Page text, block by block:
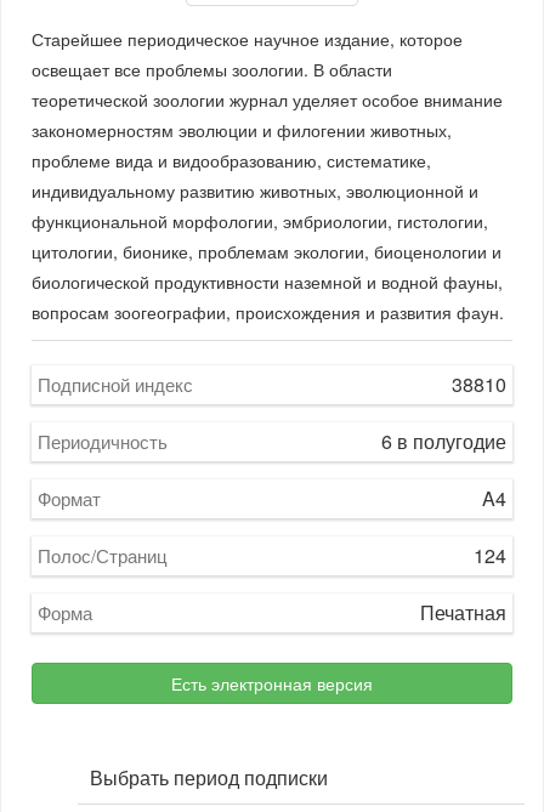
Старейшее периодическое научное издание, которое
освещает все проблемы зоологии. В области
теоретической зоологии журнал уделяет особое внимание
закономерностям эволюции и филогении животных,
проблеме вида и видообразованию, систематике,
индивидуальному развитию животных, эволюционной и
функциональной морфологии, эмбриологии, гистологии,
цитологии, бионике, проблемам экологии, биоценологии и
биологической продуктивности наземной и водной фауны,
вопросам зоогеографии, происхождения и развития фаун.
Подписной индекс 38810
Периодичность 6 в полугодие
Формат A4
Полос/Страниц 124
Форма Печатная
Есть электронная версия
Выбрать период подписки